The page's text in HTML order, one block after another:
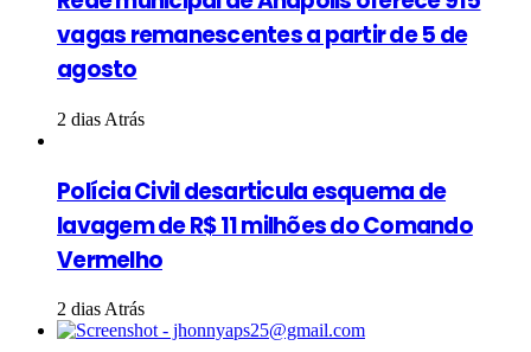
vagas remanescentes a partir de 5 de
agosto
2 dias Atrás
Polícia Civil desarticula esquema de
lavagem de R$ 11 milhões do Comando
Vermelho
2 dias Atrás